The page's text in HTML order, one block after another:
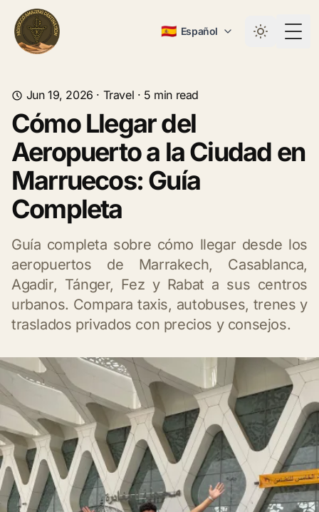
🇪🇸 Español
Jun 19, 2026 · Travel · 5 min read
Cómo Llegar del
Aeropuerto a la Ciudad en
Marruecos: Guía
Completa
Guía completa sobre cómo llegar desde los
aeropuertos de Marrakech, Casablanca,
Agadir, Tánger, Fez y Rabat a sus centros
urbanos. Compara taxis, autobuses, trenes y
traslados privados con precios y consejos.